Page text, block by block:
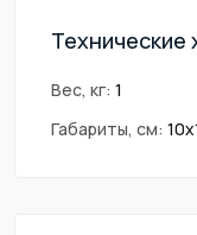
Технические
Вес, кг: 1
Габариты, см: